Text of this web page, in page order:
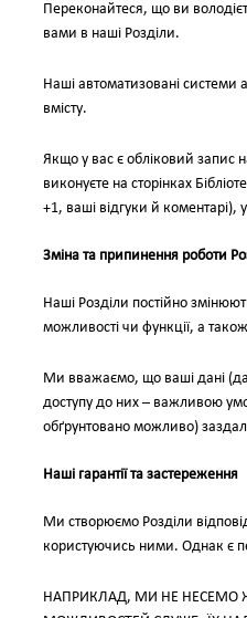
Переконайтеся, що ви
вами в наші Розділи.
Наші автоматизовані системи
вмісту.
Якщо у вас є обліковий запис
виконуєте на сторінках
+1, ваші відгуки й коментарі),
Зміна та припинення роботи
Наші Розділи постійно
можливості чи функції, а
Ми вважаємо, що ваші дані
доступу до них – важливою
обґрунтовано можливо)
Наші гарантії та застереження
Ми створюємо Розділи
користуючись ними. Однак є
НАПРИКЛАД, МИ НЕ НЕСЕМО